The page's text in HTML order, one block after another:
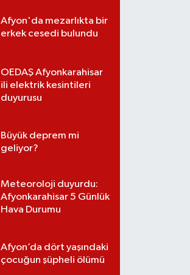
Afyon'da mezarlıkta bir
erkek cesedi bulundu
OEDAŞ Afyonkarahisar
ili elektrik kesintileri
duyurusu
Büyük deprem mi
geliyor?
Meteoroloji duyurdu:
Afyonkarahisar 5 Günlük
Hava Durumu
Afyon’da dört yaşındaki
çocuğun şüpheli ölümü